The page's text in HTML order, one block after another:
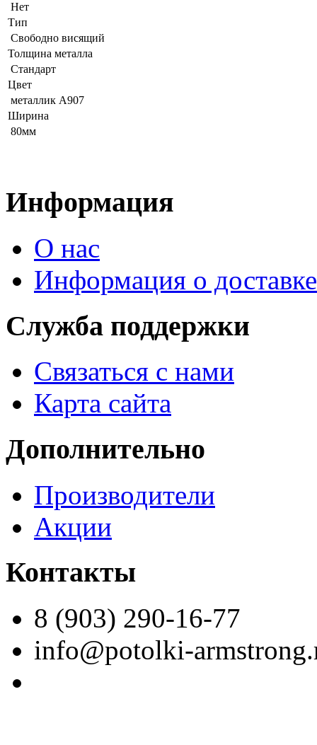
Нет
Тип
Свободно висящий
Толщина металла
Стандарт
Цвет
металлик А907
Ширина
80мм
Информация
О нас
Информация о доставке
Служба поддержки
Связаться с нами
Карта сайта
Дополнительно
Производители
Акции
Контакты
8 (903) 290-16-77
info@potolki-